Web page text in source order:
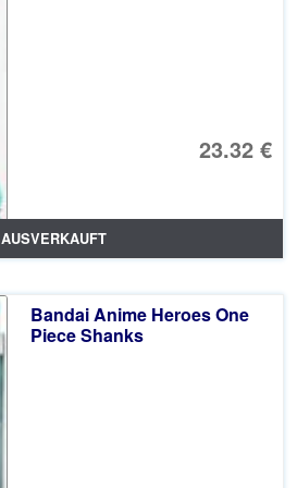
23.32 €
AUSVERKAUFT
Bandai Anime Heroes One
Piece Shanks